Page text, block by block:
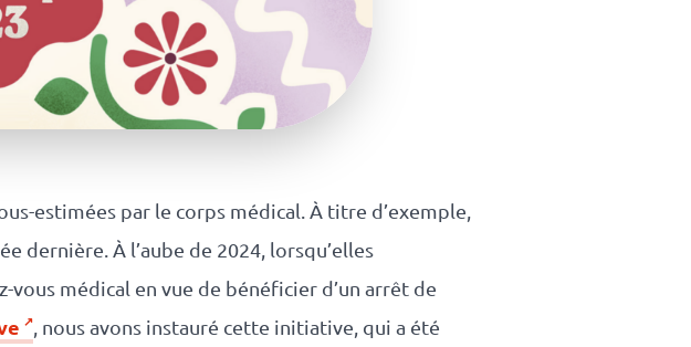
estimées par le corps médical. À titre d’exemple,
dernière. À l’aube de 2024, lorsqu’elles
médical en vue de bénéficier d’un arrêt de
, nous avons instauré cette initiative, qui a été